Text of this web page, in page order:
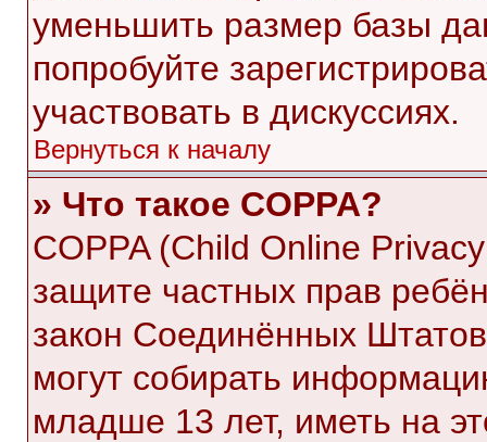
уменьшить размер базы
попробуйте
участвовать в дискуссиях.
Вернуться к началу
» Что такое COPPA?
COPPA (Child Online
защите частных прав
закон Соединённых
могут собирать
младше 13 лет, иметь на